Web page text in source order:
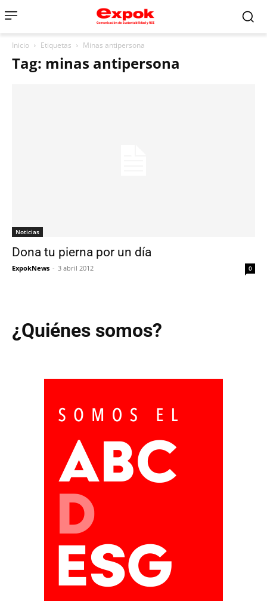
Inicio Etiquetas Minas antipersona
Tag: minas antipersona
Noticias
Dona tu pierna por un día
ExpokNews - 3 abril 2012 0
¿Quiénes somos?